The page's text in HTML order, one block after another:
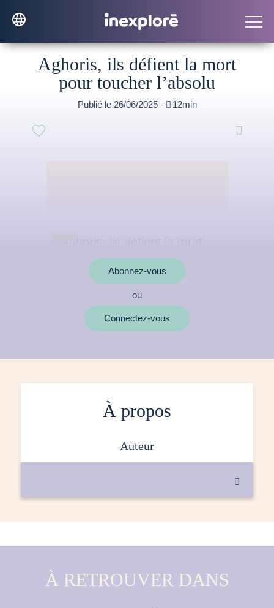
Aghoris, ils défient la mort
pour toucher l’absolu
Publié le 26/06/2025 -  12min

Abonnez-vous
ou
Connectez-vous
À propos
auteur

À RETROUVER DANS